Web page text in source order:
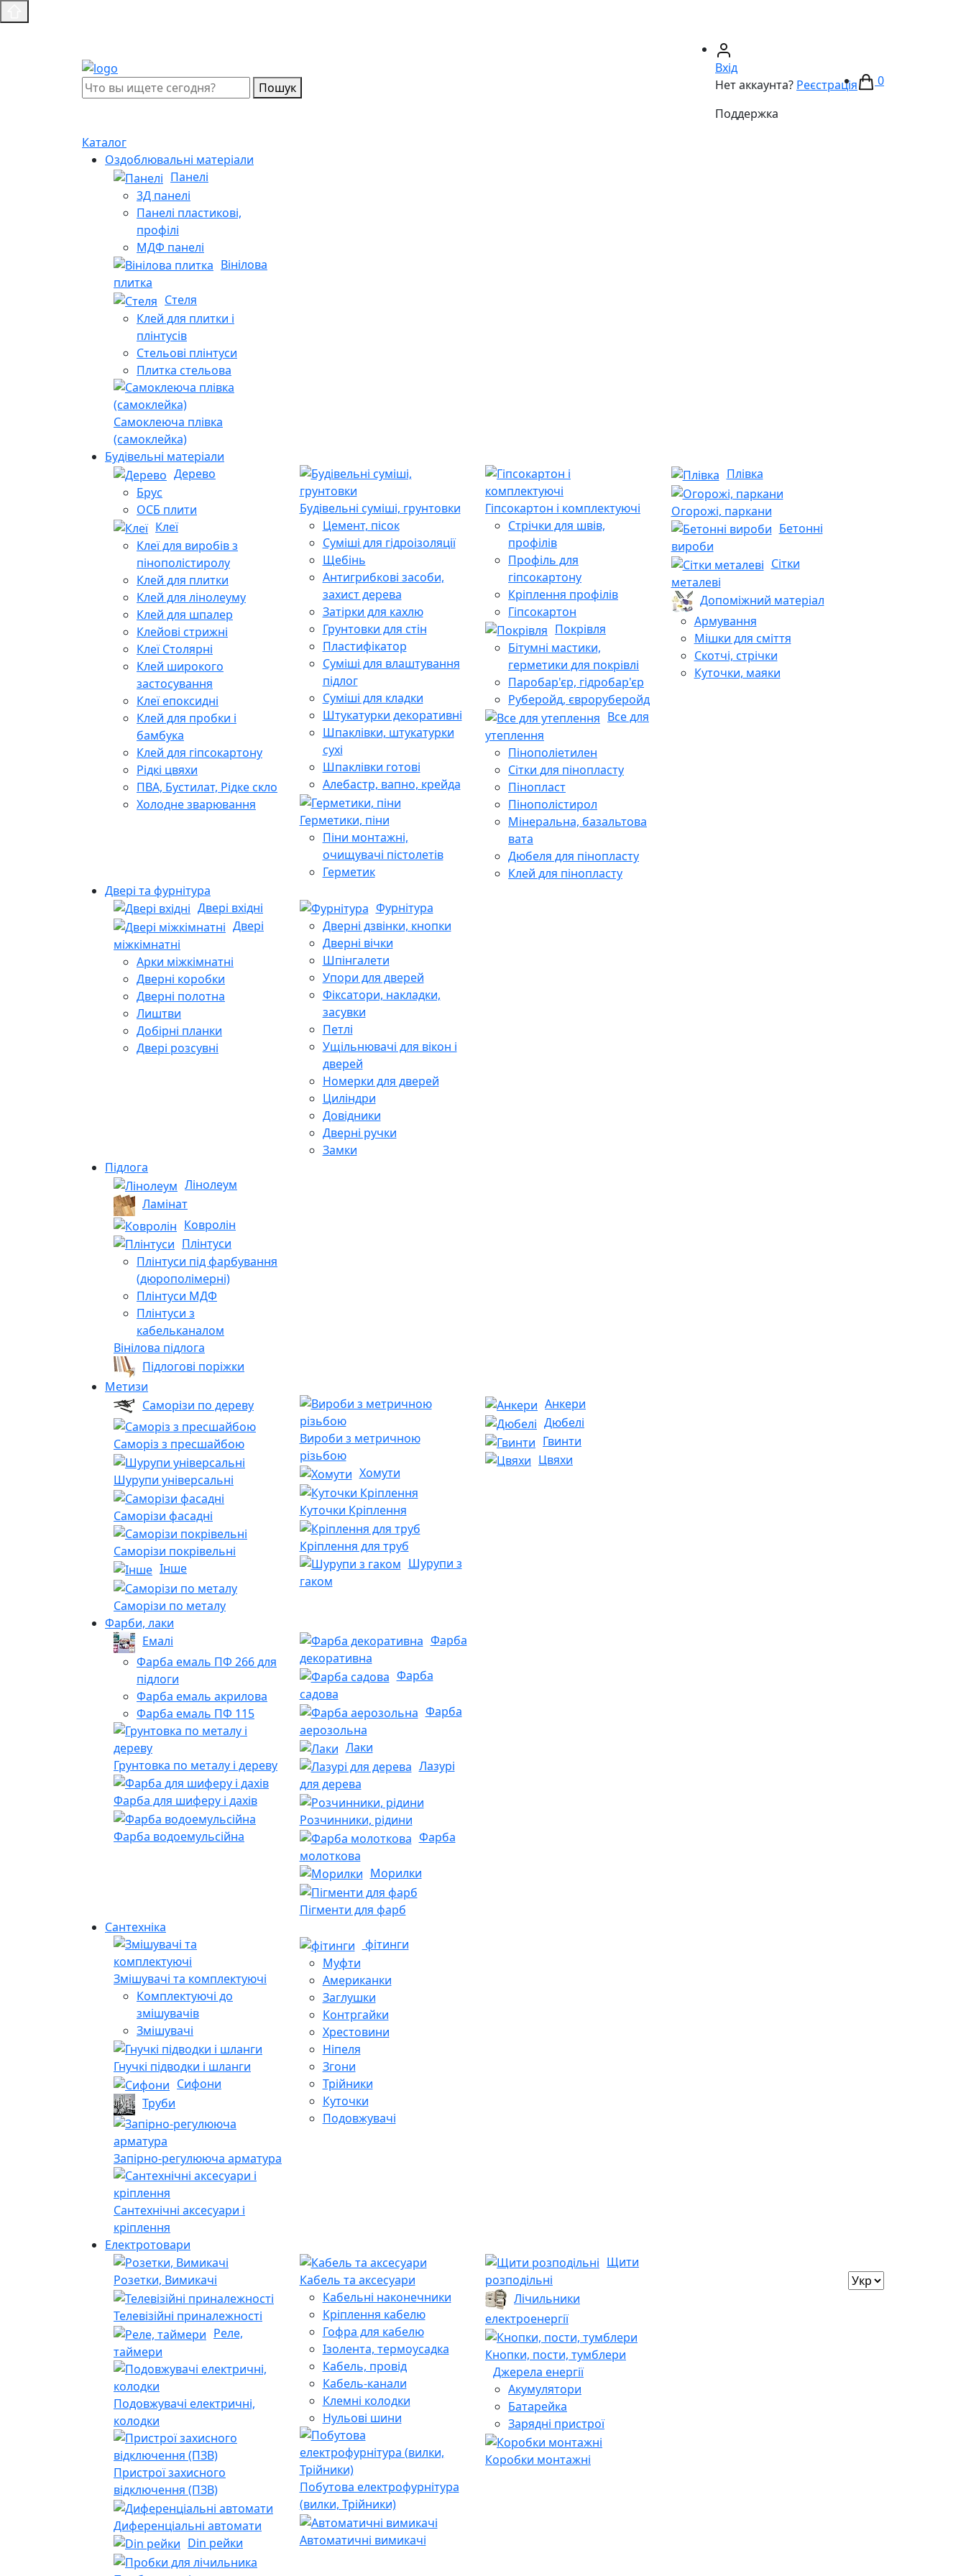
Пошук
Вхід
Нет аккаунта? Реєстрація
Поддержка
0
Каталог
Оздоблювальні матеріали
Панелі
3Д панелі
Панелі пластикові,
профілі
МДФ панелі
Вінілова
плитка
Стеля
Клей для плитки і
плінтусів
Стельові плінтуси
Плитка стельова
Самоклеюча плівка
(самоклейка)
Будівельні матеріали
Дерево
Брус
ОСБ плити
Клеї
Клеї для виробів з
пінополістиролу
Клей для плитки
Клей для лінолеуму
Клей для шпалер
Клейові стрижні
Клеї Столярні
Клей широкого
застосування
Клеї епоксидні
Клей для пробки і
бамбука
Клей для гіпсокартону
Рідкі цвяхи
ПВА, Бустилат, Рідке скло
Холодне зварювання
Будівельні суміші, грунтовки
Цемент, пісок
Суміші для гідроізоляції
Щебінь
Антигрибкові засоби,
захист дерева
Затірки для кахлю
Грунтовки для стін
Пластифікатор
Суміші для влаштування
підлог
Суміші для кладки
Штукатурки декоративні
Шпаклівки, штукатурки
сухі
Шпаклівки готові
Алебастр, вапно, крейда
Герметики, піни
Піни монтажні,
очищувачі пістолетів
Герметик
Гіпсокартон і комплектуючі
Стрічки для швів,
профілів
Профіль для
гіпсокартону
Кріплення профілів
Гіпсокартон
Покрівля
Бітумні мастики,
герметики для покрівлі
Паробар'єр, гідробар'єр
Руберойд, євроруберойд
Все для
утеплення
Пінополіетилен
Сітки для пінопласту
Пінопласт
Пінополістирол
Мінеральна, базальтова
вата
Дюбеля для пінопласту
Клей для пінопласту
Плівка
Огорожі, паркани
Бетонні
вироби
Сітки
металеві
Допоміжний матеріал
Армування
Мішки для сміття
Скотчі, стрічки
Куточки, маяки
Двері та фурнітура
Двері вхідні
Двері
міжкімнатні
Арки міжкімнатні
Дверні коробки
Дверні полотна
Лиштви
Добірні планки
Двері розсувні
Фурнітура
Дверні дзвінки, кнопки
Дверні вічки
Шпінгалети
Упори для дверей
Фіксатори, накладки,
засувки
Петлі
Ущільнювачі для вікон і
дверей
Номерки для дверей
Циліндри
Довідники
Дверні ручки
Замки
Підлога
Лінолеум
Ламінат
Ковролін
Плінтуси
Плінтуси під фарбування
(дюрополімерні)
Плінтуси МДФ
Плінтуси з
кабельканалом
Вінілова підлога
Підлогові поріжки
Метизи
Саморізи по дереву
Саморіз з пресшайбою
Шурупи універсальні
Саморізи фасадні
Саморізи покрівельні
Інше
Саморізи по металу
Вироби з метричною
різьбою
Хомути
Куточки Кріплення
Кріплення для труб
Шурупи з
гаком
Анкери
Дюбелі
Гвинти
Цвяхи
Фарби, лаки
Емалі
Фарба емаль ПФ 266 для
підлоги
Фарба емаль акрилова
Фарба емаль ПФ 115
Грунтовка по металу і дереву
Фарба для шиферу і дахів
Фарба водоемульсійна
Фарба
декоративна
Фарба
садова
Фарба
аерозольна
Лаки
Лазурі
для дерева
Розчинники, рідини
Фарба
молоткова
Морилки
Пігменти для фарб
Сантехніка
Змішувачі та комплектуючі
Комплектуючі до
змішувачів
Змішувачі
Гнучкі підводки і шланги
Сифони
Труби
Запірно-регулююча арматура
Сантехнічні аксесуари і
кріплення
фітинги
Муфти
Американки
Заглушки
Контргайки
Хрестовини
Ніпеля
Згони
Трійники
Куточки
Подовжувачі
Електротовари
Розетки, Вимикачі
Телевізійні приналежності
Реле,
таймери
Подовжувачі електричні,
колодки
Пристрої захисного
відключення (ПЗВ)
Диференціальні автомати
Din рейки
Кабель та аксесуари
Кабельні наконечники
Кріплення кабелю
Гофра для кабелю
Ізолента, термоусадка
Кабель, провід
Кабель-канали
Клемні колодки
Нульові шини
Побутова електрофурнітура
(вилки, Трійники)
Автоматичні вимикачі
Щити
розподільні
Лічильники
електроенергії
Кнопки, пости, тумблери
Джерела енергії
Акумулятори
Батарейка
Зарядні пристрої
Коробки монтажні